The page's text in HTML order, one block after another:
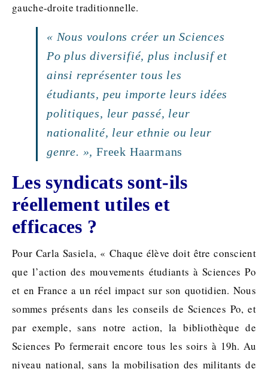
gauche-droite traditionnelle.
« Nous voulons créer un Sciences
Po plus diversifié, plus inclusif et
ainsi représenter tous les
étudiants, peu importe leurs idées
politiques, leur passé, leur
nationalité, leur ethnie ou leur
genre. », Freek Haarmans
Les syndicats sont-ils
réellement utiles et
efficaces ?
Pour Carla Sasiela, « Chaque élève doit être conscient
que l’action des mouvements étudiants à Sciences Po
et en France a un réel impact sur son quotidien. Nous
sommes présents dans les conseils de Sciences Po, et
par exemple, sans notre action, la bibliothèque de
Sciences Po fermerait encore tous les soirs à 19h. Au
niveau national, sans la mobilisation des militants de